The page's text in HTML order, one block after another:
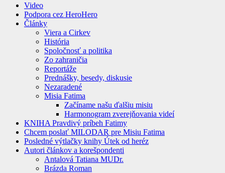
Video
Podpora cez HeroHero
Články
Viera a Cirkev
História
Spoločnosť a politika
Zo zahraničia
Reportáže
Prednášky, besedy, diskusie
Nezaradené
Misia Fatima
Začíname našu ďalšiu misiu
Harmonogram zverejňovania videí
KNIHA Pravdivý príbeh Fatimy
Chcem poslať MILODAR pre Misiu Fatima
Posledné výtlačky knihy Útek od heréz
Autori článkov a korešpondenti
Antalová Tatiana MUDr.
Brázda Roman